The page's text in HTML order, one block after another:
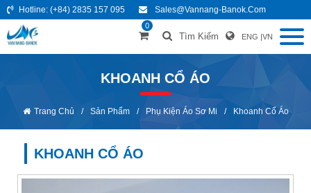
Hotline: (+84) 2835 157 095 Sales@vannang-Banok.com
0
Tìm Kiếm ENG |VN
KHOANH CỔ ÁO
Trang Chủ / Sản Phẩm / Phụ Kiện Áo Sơ Mi / Khoanh Cổ Áo
KHOANH CỔ ÁO